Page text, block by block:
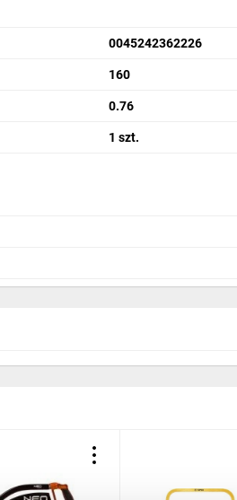
0045242362226
160
0.76
1 szt.